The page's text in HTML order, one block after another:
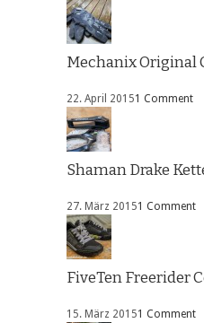
Mechanix Original
22. April 20151 Comment
Shaman Drake
27. März 20151 Comment
FiveTen Freerider
15. März 20151 Comment